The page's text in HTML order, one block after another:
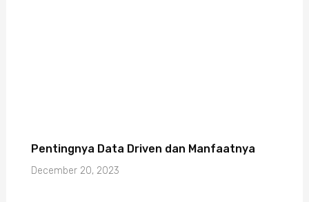
Pentingnya Data Driven dan Manfaatnya
December 20, 2023